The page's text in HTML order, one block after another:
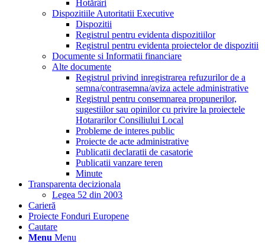
Hotărâri
Dispozitiile Autoritatii Executive
Dispozitii
Registrul pentru evidenta dispozitiilor
Registrul pentru evidenta proiectelor de dispozitii
Documente si Informatii financiare
Alte documente
Registrul privind inregistrarea refuzurilor de a
semna/contrasemna/aviza actele administrative
Registrul pentru consemnarea propunerilor,
sugestiilor sau opinilor cu privire la proiectele
Hotararilor Consiliului Local
Probleme de interes public
Proiecte de acte administrative
Publicatii declaratii de casatorie
Publicatii vanzare teren
Minute
Transparenta decizionala
Legea 52 din 2003
Carieră
Proiecte Fonduri Europene
Cautare
Menu Menu